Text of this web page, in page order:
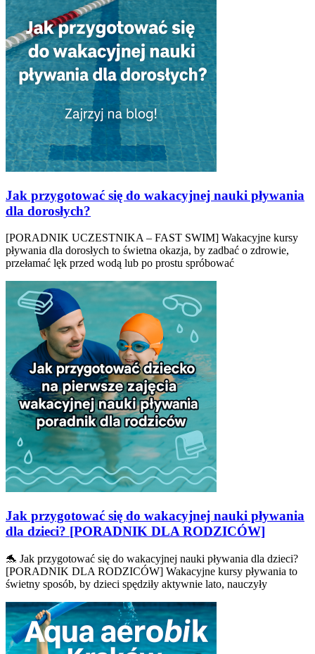
Jak przygotować się do wakacyjnej nauki pływania
dla dorosłych?
[PORADNIK UCZESTNIKA – FAST SWIM] Wakacyjne kursy
pływania dla dorosłych to świetna okazja, by zadbać o zdrowie,
przełamać lęk przed wodą lub po prostu spróbować
Jak przygotować się do wakacyjnej nauki pływania
dla dzieci? [PORADNIK DLA RODZICÓW]
🐬 Jak przygotować się do wakacyjnej nauki pływania dla dzieci?
[PORADNIK DLA RODZICÓW] Wakacyjne kursy pływania to
świetny sposób, by dzieci spędziły aktywnie lato, nauczyły